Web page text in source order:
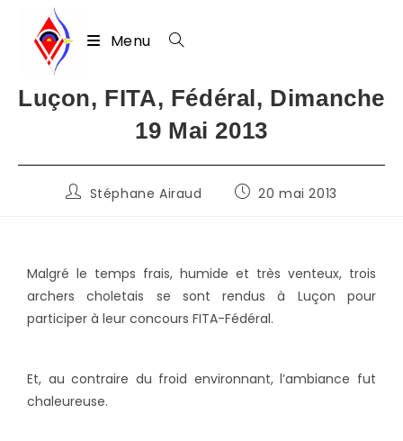
Skip
Menu
Luçon, FITA, Fédéral, Dimanche
19 Mai 2013
Auteur/autrice
Stéphane Airaud
Publication
20 mai 2013
Malgré le temps frais, humide et très venteux, trois
archers choletais se sont rendus à Luçon pour
participer à leur concours FITA-Fédéral.
Et, au contraire du froid environnant, l’ambiance fut
chaleureuse.